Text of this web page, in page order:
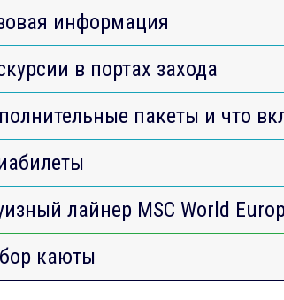
информация
в портах захода
пакеты и что
лайнер MSC World
каюты